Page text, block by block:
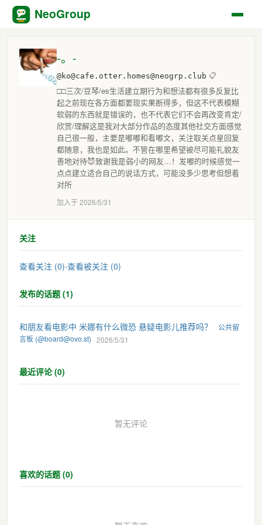
NeoGroup
-。-
@ko@cafe.otter.homes@neogrp.club 📋
□□三次/豆琴/es生活建立期行为和想法都有很多反复比
起之前现在各方面都要现实果断得多，但这不代表模糊
软弱的东西就是错误的，也不代表它们不会再改变肯定/
欣赏/理解这是我对大部分作品的态度其他社交方面感觉
自己很一般，主要是嘟嘟和看嘟文，关注取关点星回复
都随意，我也是如此。不管在哪里希望被尽可能礼貌友
善地对待😈致谢我是弱小的网友…！发嘟的时候感觉一
点点建立适合自己的说话方式，可能没多少思考但想着
对所
加入于 2026/5/31
关注
查看关注 (0)·查看被关注 (0)
发布的话题 (1)
和朋友看电影中 米娜有什么微恐 悬疑电影儿推荐吗？ 公共留
言板 (@board@ovo.st) · 2026/5/31
最近评论 (0)
暂无评论
喜欢的话题 (0)